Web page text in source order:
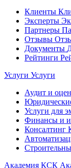
Клиенты
Эксперты
Партнеры
Отзывы
Документы
Рейтинги
Услуги Услуги
Аудит и
Услуги для
Финансы и
Консалтинг
Академия КСК